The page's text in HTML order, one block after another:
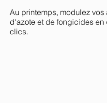
Au printemps, modulez vos
d'azote et de fongicides en
clics.